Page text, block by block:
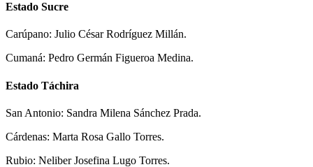
Estado Sucre
Carúpano: Julio César Rodríguez Millán.
Cumaná: Pedro Germán Figueroa Medina.
Estado Táchira
San Antonio: Sandra Milena Sánchez Prada.
Cárdenas: Marta Rosa Gallo Torres.
Rubio: Neliber Josefina Lugo Torres.